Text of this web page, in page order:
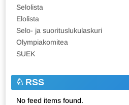
Selolista
Elolista
Selo- ja suorituslukulaskuri
Olympiakomitea
SUEK
RSS
No feed items found.